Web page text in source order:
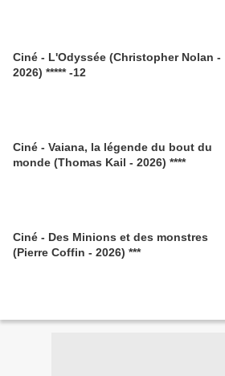
Ciné - L'Odyssée (Christopher Nolan -
2026) ***** -12
Ciné - Vaiana, la légende du bout du
monde (Thomas Kail - 2026) ****
Ciné - Des Minions et des monstres
(Pierre Coffin - 2026) ***